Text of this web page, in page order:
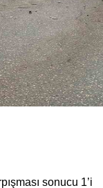
sonucu 1’i